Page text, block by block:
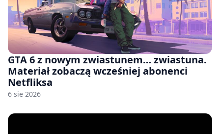
GTA 6 z nowym zwiastunem… zwiastuna.
Materiał zobaczą wcześniej abonenci
Netfliksa
6 sie 2026